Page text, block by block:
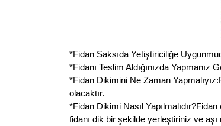
*Fidan Saksıda Yetiştiriciliğe
*Fidanı Teslim Aldığınızda Yapmanız
*Fidan Dikimini Ne Zaman
olacaktır.
*Fidan Dikimi Nasıl
fidanı dik bir şekilde yerleştiriniz ve